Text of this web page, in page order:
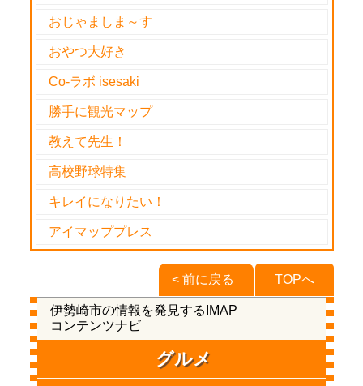
おじゃましま～す
おやつ大好き
Co-ラボ isesaki
勝手に観光マップ
教えて先生！
高校野球特集
キレイになりたい！
アイマッププレス
TOPへ
< 前に戻る
伊勢崎市の情報を発見するIMAP
コンテンツナビ
グルメ